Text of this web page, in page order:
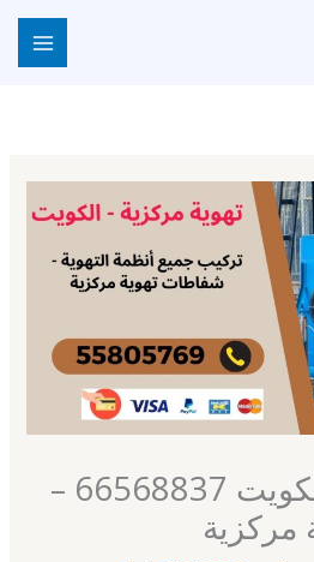
تهوية مركزية الكويت 66568837 –
مركزية